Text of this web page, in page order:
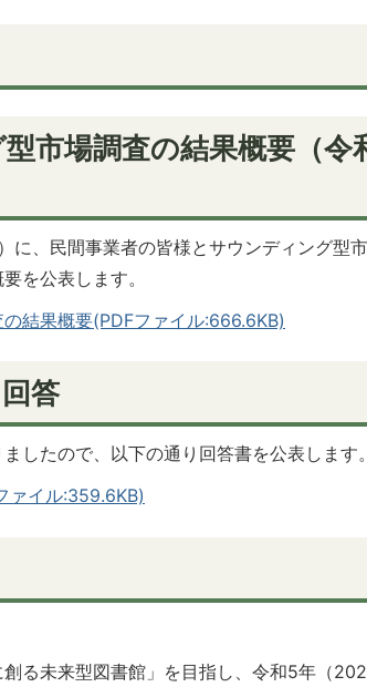
市場調査の結果概要（令
に、民間事業者の皆様とサウンディング型
を公表します。
結果概要(PDFファイル:666.6KB)
答
したので、以下の通り回答書を公表します。
ァイル:359.6KB)
る未来型図書館」を目指し、令和5年（